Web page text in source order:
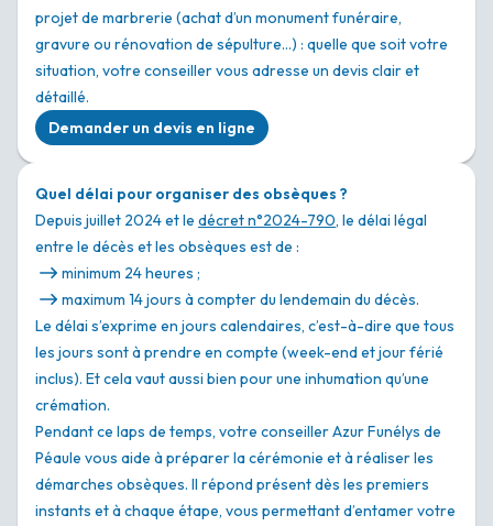
projet de marbrerie (achat d’un monument funéraire,
gravure ou rénovation de sépulture…) : quelle que soit votre
situation, votre conseiller vous adresse un devis clair et
détaillé.
Demander un devis en ligne
Quel délai pour organiser des obsèques ?
Depuis juillet 2024 et le décret n°2024-790, le délai légal
entre le décès et les obsèques est de :
minimum 24 heures ;
maximum 14 jours à compter du lendemain du décès.
Le délai s’exprime en jours calendaires, c’est-à-dire que tous
les jours sont à prendre en compte (week-end et jour férié
inclus). Et cela vaut aussi bien pour une inhumation qu’une
crémation.
Pendant ce laps de temps, votre conseiller Azur Funélys de
Péaule vous aide à préparer la cérémonie et à réaliser les
démarches obsèques. Il répond présent dès les premiers
instants et à chaque étape, vous permettant d’entamer votre